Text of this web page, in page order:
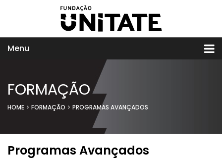
Menu
FORMAÇÃO
HOME FORMAÇÃO PROGRAMAS AVANÇADOS
Programas Avançados